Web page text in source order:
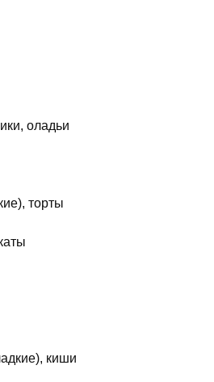
оладьи
торты
киши